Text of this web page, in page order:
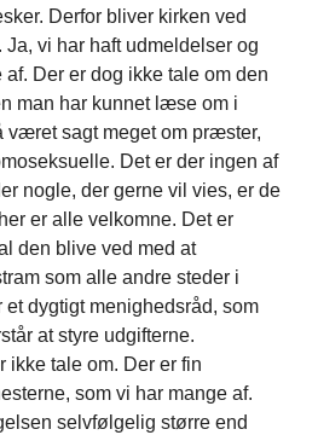
Derfor bliver kirken ved
Ja, vi har haft udmeldelser og
af. Der er dog ikke tale om den
man har kunnet læse om i
været sagt meget om præster,
Det er der ingen af
nogle, der gerne vil vies, er de
er alle velkomne. Det er
den blive ved med at
som alle andre steder i
et dygtigt menighedsråd, som
at styre udgifterne.
ikke tale om. Der er fin
som vi har mange af.
selvfølgelig større end